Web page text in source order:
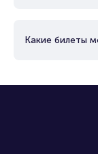
Какие билеты